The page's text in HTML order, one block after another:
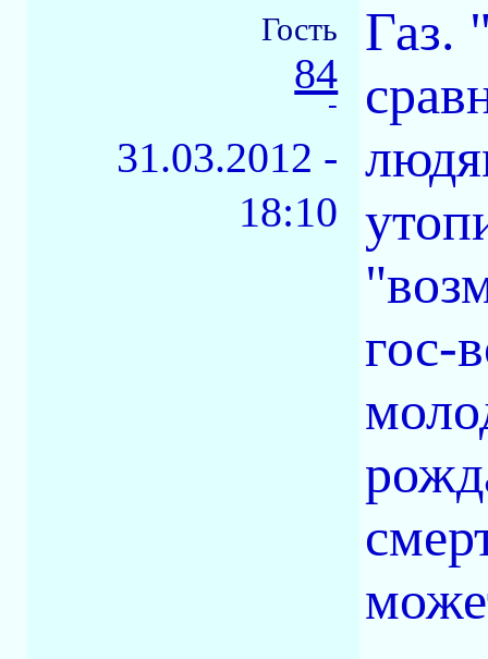
Гость
84
-
31.03.2012 -
18:10
Газ.
гос-